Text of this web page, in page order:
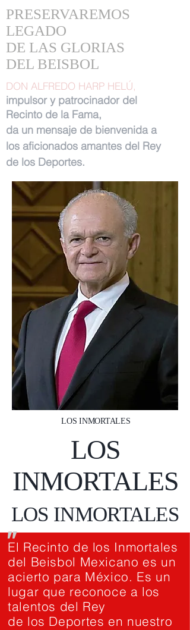
PRESERVAREMOS
LEGADO
DE LAS GLORIAS
DEL BEISBOL
DON ALFREDO HARP HELÚ,
impulsor y patrocinador del
Recinto de la Fama,
da un mensaje de bienvenida a
los aficionados amantes del Rey
de los Deportes.
LOS INMORTALES
LOS
INMORTALES
LOS INMORTALES
El Recinto de los Inmortales
del Beisbol Mexicano es un
acierto para México. Es un
lugar que reconoce a los
talentos del Rey
de los Deportes en nuestro
"